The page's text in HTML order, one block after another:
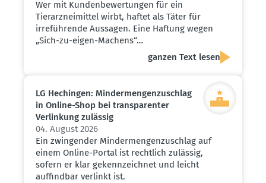
Wer mit Kundenbewertungen für ein
Tierarzneimittel wirbt, haftet als Täter für
irreführende Aussagen. Eine Haftung wegen
„Sich-zu-eigen-Machens“…
ganzen Text lesen
LG Hechingen: Minder­men­gen­zu­schlag
in Online-Shop bei trans­pa­renter
Verlinkung zulässig
04. August 2026
Ein zwingender Mindermengenzuschlag auf
einem Online-Portal ist rechtlich zulässig,
sofern er klar gekennzeichnet und leicht
auffindbar verlinkt ist.